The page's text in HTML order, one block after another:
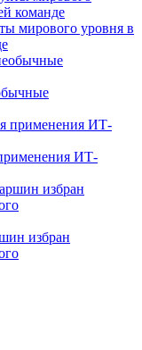
мирового уровня в
ИТ-
избран